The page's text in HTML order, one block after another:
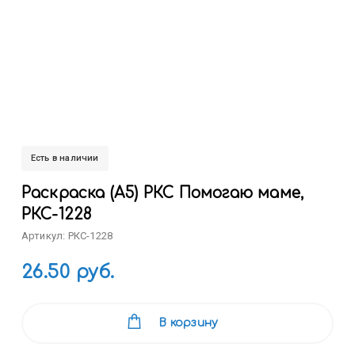
Есть в наличии
Раскраска (А5) РКС Помогаю маме,
РКС-1228
Артикул: РКС-1228
26.50 руб.
В корзину